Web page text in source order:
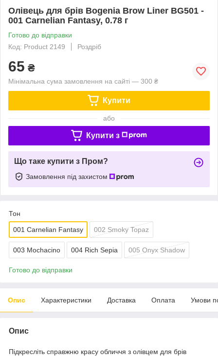
Олівець для брів Bogenia Brow Liner BG501 -
001 Carnelian Fantasy, 0.78 г
Готово до відправки
Код: Product 2149
Роздріб
65 ₴
Мінімальна сума замовлення на сайті — 300 ₴
Купити
або
Купити з
Що таке купити з Пром?
Замовлення під захистом
Тон
001 Carnelian Fantasy 002 Smoky Topaz
003 Mochacino 004 Rich Sepia 005 Onyx Shadow
Готово до відправки
Опис Характеристики Доставка Оплата Умови
Опис
Підкресліть справжню красу обличчя з олівцем для брів